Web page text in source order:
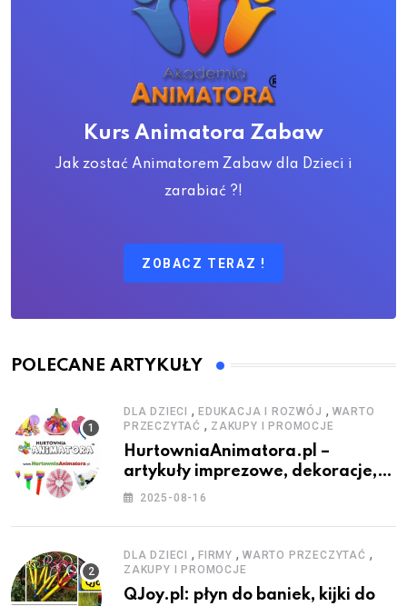
Kurs Animatora Zabaw
Jak zostać Animatorem Zabaw dla Dzieci i
zarabiać ?!
ZOBACZ TERAZ !
POLECANE ARTYKUŁY
DLA DZIECI , EDUKACJA I ROZWÓJ , WARTO
PRZECZYTAĆ , ZAKUPY I PROMOCJE
HurtowniaAnimatora.pl –
artykuły imprezowe, dekoracje,
stroje i akcesoria dla animatorów
2025-08-16
DLA DZIECI , FIRMY , WARTO PRZECZYTAĆ ,
ZAKUPY I PROMOCJE
QJoy.pl: płyn do baniek, kijki do